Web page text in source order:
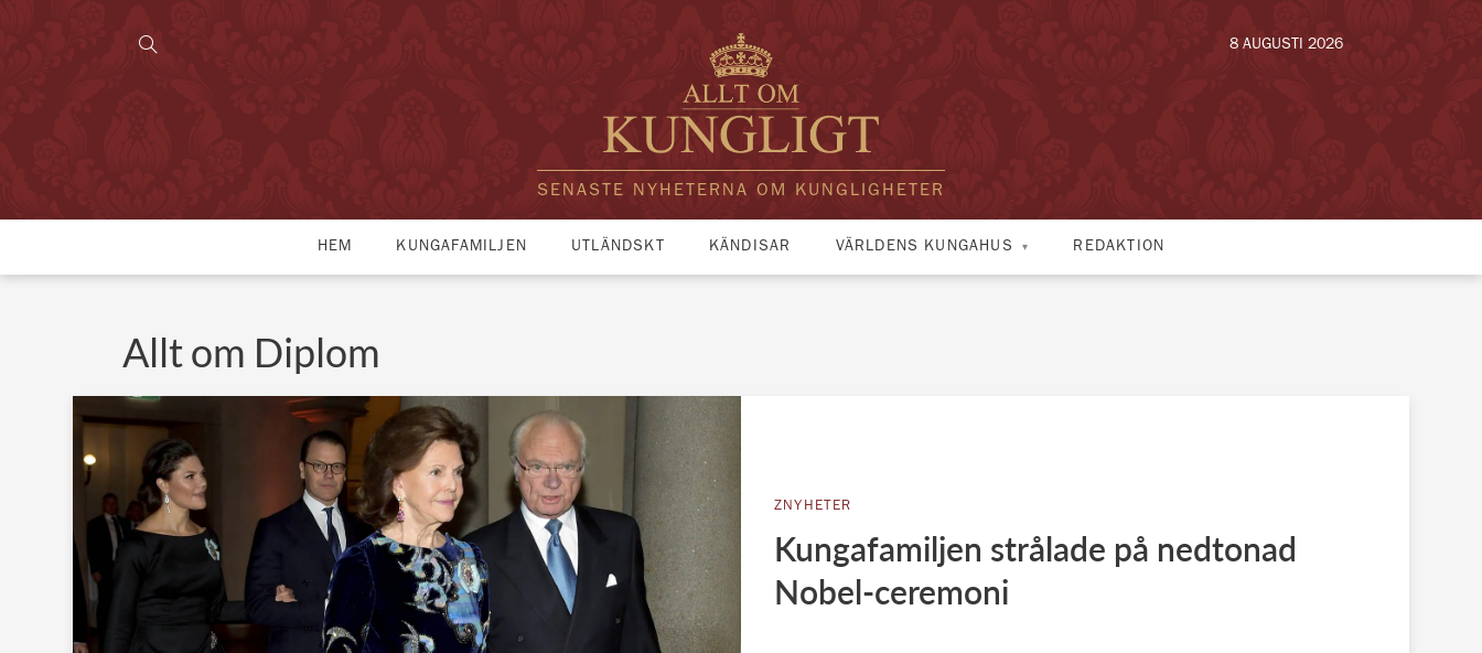
SENASTE NYHETERNA OM KUNGLIGHETER
8 AUGUSTI 2026
HEM KUNGAFAMILJEN UTLÄNDSKT KÄNDISAR VÄRLDENS KUNGAHUS REDAKTION
Allt om Diplom
ZNYHETER
Kungafamiljen strålade på nedtonad
Nobel-ceremoni